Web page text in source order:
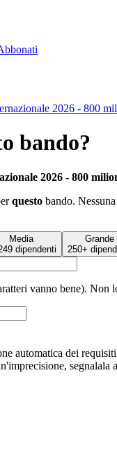
2026 - 800
bando?
2026 - 800
questo bando.
Media
dipendenti
Grande
250+
vanno bene). Non
automatica dei
segnalala a